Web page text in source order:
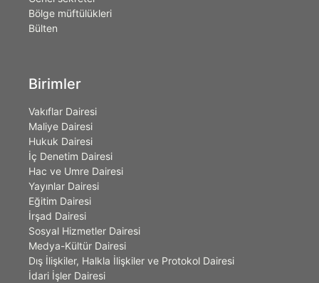
Bölge müftülükleri
Bülten
Birimler
Vakıflar Dairesi
Maliye Dairesi
Hukuk Dairesi
İç Denetim Dairesi
Hac ve Umre Dairesi
Yayınlar Dairesi
Eğitim Dairesi
İrşad Dairesi
Sosyal Hizmetler Dairesi
Medya-Kültür Dairesi
Dış İlişkiler, Halkla İlişkiler ve Protokol Dairesi
İdari İşler Dairesi